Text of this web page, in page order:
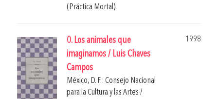
(Práctica Mortal).
0. Los animales que
imaginamos / Luis Chaves
Campos
1998
México, D. F.: Consejo Nacional
para la Cultura y las Artes /